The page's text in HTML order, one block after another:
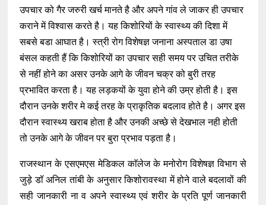
उपचार को गैर जरुरी खर्च मानते है और अपने गांव ले जाकर ही उपचार
कराने में विश्वास करते है। यह किशोरियों के स्वास्थ्य की दिशा में
सबसे बडा आघात है। स्त्री रोग विशेषज्ञ जनाना अस्पताल डा उषा
बंसल कहती हैं कि किशोरियों का उपचार सही समय पर उचित तरीके
से नहीं होने का असर उनके आगे के जीवन चक्र को बुरी तरह
प्रभावित करता है। यह लड़कयों के युवा होने की उम्र होती है। इस
दौरान उनके शरीर मे कई तरह के प्राकृतिक बदलाव होते है। अगर इस
दौरान स्वास्थ्य खराब होता है और उनकी अच्छे से देखभाल नही होती
तो उनके आगे के जीवन पर बुरा प्रभाव पड़ता है।
राजस्थान के एसएमएस मेडिकल काॅलेज के मनोरोग विशेषज्ञ विभाग से
जुड़े डॉ अनिल तांबी के अनुसार किशोरावस्था में होने वाले बदलावों की
सही जानकारी ना व अपने स्वास्थ्य एवं शरीर के प्रति पूर्ण जानकारी